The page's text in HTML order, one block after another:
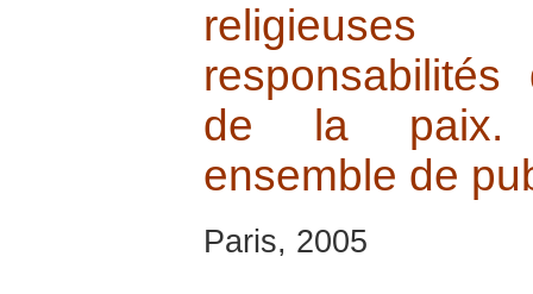
de la paix.
ensemble de
Paris, 2005